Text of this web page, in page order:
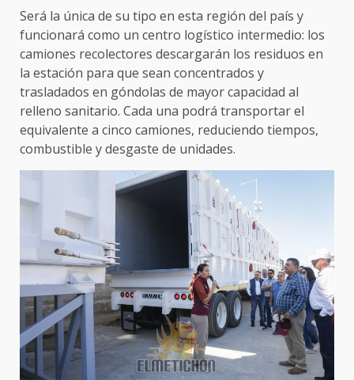
Será la única de su tipo en esta región del país y
funcionará como un centro logístico intermedio: los
camiones recolectores descargarán los residuos en
la estación para que sean concentrados y
trasladados en góndolas de mayor capacidad al
relleno sanitario. Cada una podrá transportar el
equivalente a cinco camiones, reduciendo tiempos,
combustible y desgaste de unidades.